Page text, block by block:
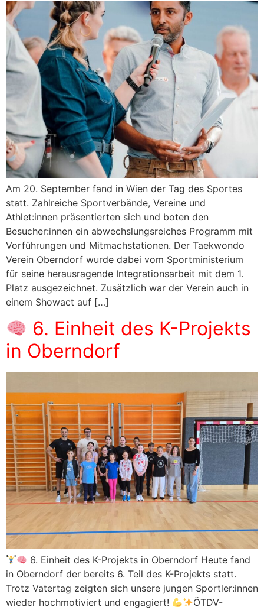
Am 20. September fand in Wien der Tag des Sportes
statt. Zahlreiche Sportverbände, Vereine und
Athlet:innen präsentierten sich und boten den
Besucher:innen ein abwechslungsreiches Programm mit
Vorführungen und Mitmachstationen. Der Taekwondo
Verein Oberndorf wurde dabei vom Sportministerium
für seine herausragende Integrationsarbeit mit dem 1.
Platz ausgezeichnet. Zusätzlich war der Verein auch in
einem Showact auf […]
6. Einheit des K-Projekts
in Oberndorf
6. Einheit des K-Projekts in Oberndorf Heute fand
in Oberndorf der bereits 6. Teil des K-Projekts statt.
Trotz Vatertag zeigten sich unsere jungen Sportler:innen
wieder hochmotiviert und engagiert!
ÖTDV-